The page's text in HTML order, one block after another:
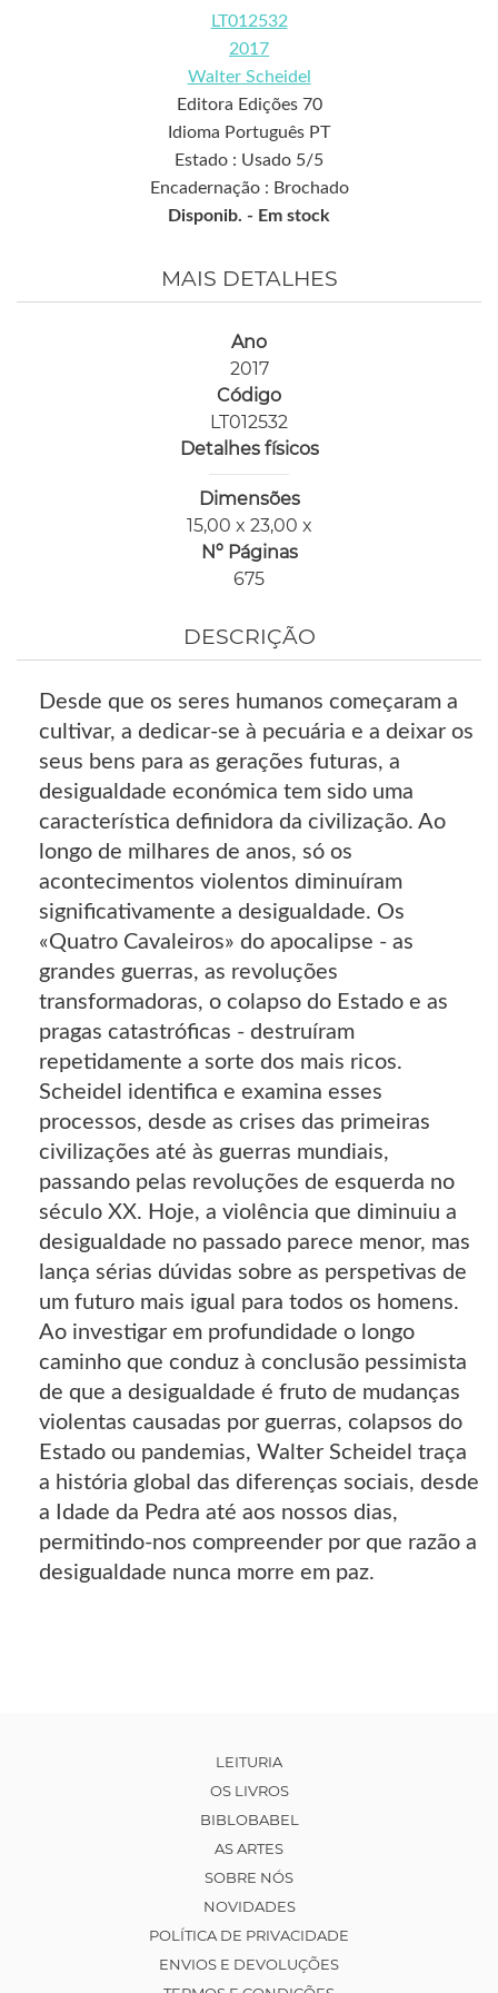
LT012532
2017
Walter Scheidel
Editora Edições 70
Idioma Português PT
Estado : Usado 5/5
Encadernação : Brochado
Disponib. - Em stock
MAIS DETALHES
Ano
2017
Código
LT012532
Detalhes físicos
Dimensões
15,00 x 23,00 x
Nº Páginas
675
DESCRIÇÃO
Desde que os seres humanos começaram a
cultivar, a dedicar-se à pecuária e a deixar os
seus bens para as gerações futuras, a
desigualdade económica tem sido uma
característica definidora da civilização. Ao
longo de milhares de anos, só os
acontecimentos violentos diminuíram
significativamente a desigualdade. Os
«Quatro Cavaleiros» do apocalipse - as
grandes guerras, as revoluções
transformadoras, o colapso do Estado e as
pragas catastróficas - destruíram
repetidamente a sorte dos mais ricos.
Scheidel identifica e examina esses
processos, desde as crises das primeiras
civilizações até às guerras mundiais,
passando pelas revoluções de esquerda no
século XX. Hoje, a violência que diminuiu a
desigualdade no passado parece menor, mas
lança sérias dúvidas sobre as perspetivas de
um futuro mais igual para todos os homens.
Ao investigar em profundidade o longo
caminho que conduz à conclusão pessimista
de que a desigualdade é fruto de mudanças
violentas causadas por guerras, colapsos do
Estado ou pandemias, Walter Scheidel traça
a história global das diferenças sociais, desde
a Idade da Pedra até aos nossos dias,
permitindo-nos compreender por que razão a
desigualdade nunca morre em paz.
LEITURIA
OS LIVROS
BIBLOBABEL
AS ARTES
SOBRE NÓS
NOVIDADES
POLÍTICA DE PRIVACIDADE
ENVIOS E DEVOLUÇÕES